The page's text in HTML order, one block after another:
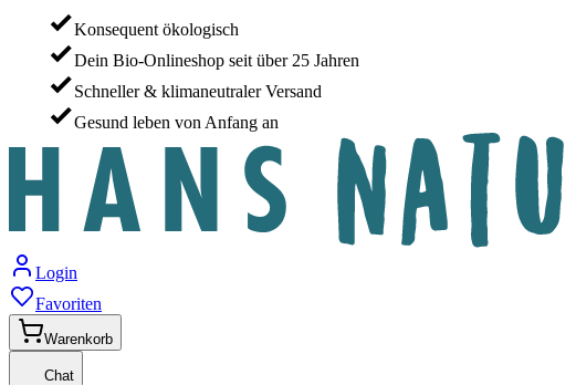
Konsequent ökologisch
Dein Bio-Onlineshop seit über 25 Jahren
Schneller & klimaneutraler Versand
Gesund leben von Anfang an
Login
Favoriten
Warenkorb
Chat